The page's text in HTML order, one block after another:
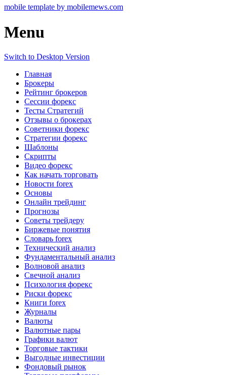
mobile template by mobilemews.com
Menu
Switch to Desktop Version
Главная
Брокеры
Рейтинг брокеров
Сессии форекс
Тесты Стратегий
Отзывы о брокерах
Советники форекс
Стратегии форекс
Шаблоны
Скрипты
Видео форекс
Как начать торговать
Новости forex
Основы
Онлайн трейдинг
Прогнозы
Советы трейдеру
Биржевые понятия
Словарь forex
Технический анализ
Фундаментальный анализ
Волновой анализ
Свечной анализ
Психология форекс
Риски форекс
Книги forex
Журналы
Валюты
Валютные пары
Графики валют
Торговые тактики
Выгодные инвестиции
Фондовый рынок